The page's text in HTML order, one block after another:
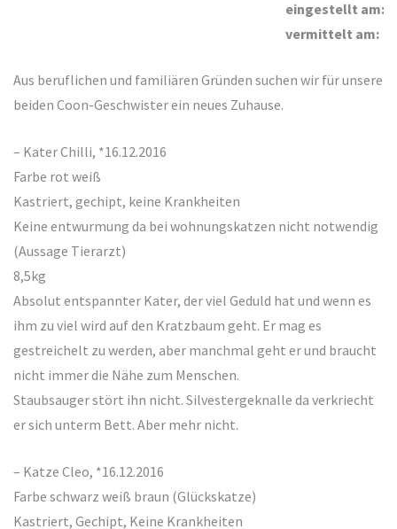
eingestellt am:
vermittelt am:
Aus beruflichen und familiären Gründen suchen wir für unsere
beiden Coon-Geschwister ein neues Zuhause.
– Kater Chilli, *16.12.2016
Farbe rot weiß
Kastriert, gechipt, keine Krankheiten
Keine entwurmung da bei wohnungskatzen nicht notwendig
(Aussage Tierarzt)
8,5kg
Absolut entspannter Kater, der viel Geduld hat und wenn es
ihm zu viel wird auf den Kratzbaum geht. Er mag es
gestreichelt zu werden, aber manchmal geht er und braucht
nicht immer die Nähe zum Menschen.
Staubsauger stört ihn nicht. Silvestergeknalle da verkriecht
er sich unterm Bett. Aber mehr nicht.
– Katze Cleo, *16.12.2016
Farbe schwarz weiß braun (Glückskatze)
Kastriert, Gechipt, Keine Krankheiten